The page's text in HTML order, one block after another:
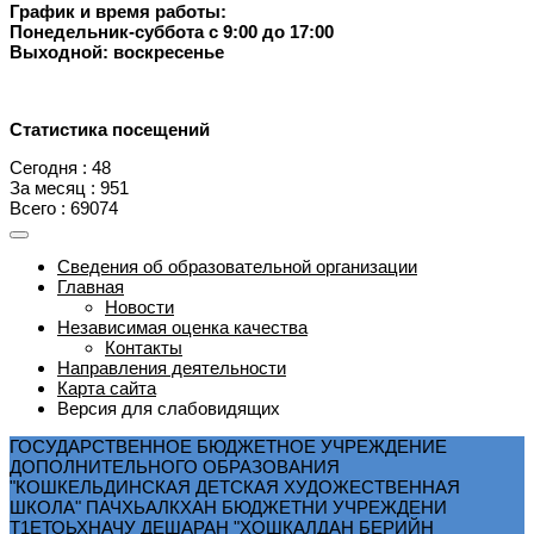
График и время работы:
Понедельник-суббота с 9:00 до 17:00
Выходной: воскресенье
Статистика посещений
Сегодня : 48
За месяц : 951
Всего : 69074
Сведения об образовательной организации
Главная
Новости
Независимая оценка качества
Контакты
Направления деятельности
Карта сайта
Версия для слабовидящих
ГОСУДАРСТВЕННОЕ БЮДЖЕТНОЕ УЧРЕЖДЕНИЕ
ДОПОЛНИТЕЛЬНОГО ОБРАЗОВАНИЯ
"КОШКЕЛЬДИНСКАЯ ДЕТСКАЯ ХУДОЖЕСТВЕННАЯ
ШКОЛА" ПАЧХЬАЛКХАН БЮДЖЕТНИ УЧРЕЖДЕНИ
Т1ЕТОЬХНАЧУ ДЕШАРАН "ХОШКАЛДАН БЕРИЙН